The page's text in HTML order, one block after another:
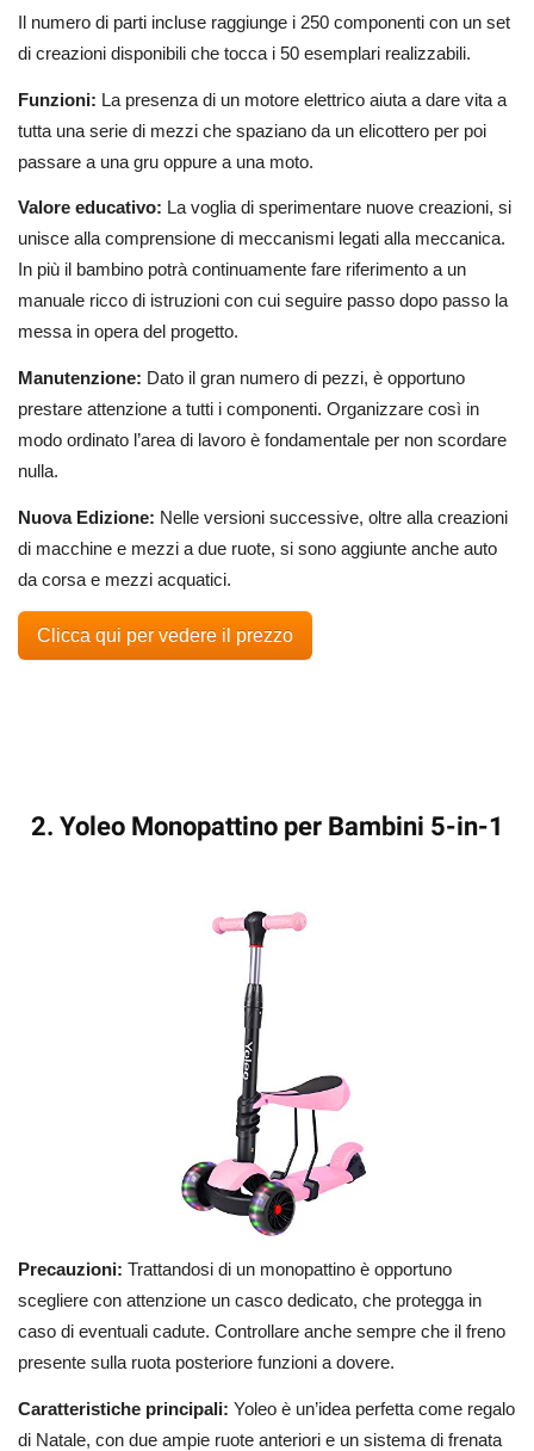
Il numero di parti incluse raggiunge i 250 componenti con un set
di creazioni disponibili che tocca i 50 esemplari realizzabili.
Funzioni: La presenza di un motore elettrico aiuta a dare vita a
tutta una serie di mezzi che spaziano da un elicottero per poi
passare a una gru oppure a una moto.
Valore educativo: La voglia di sperimentare nuove creazioni, si
unisce alla comprensione di meccanismi legati alla meccanica.
In più il bambino potrà continuamente fare riferimento a un
manuale ricco di istruzioni con cui seguire passo dopo passo la
messa in opera del progetto.
Manutenzione: Dato il gran numero di pezzi, è opportuno
prestare attenzione a tutti i componenti. Organizzare così in
modo ordinato l’area di lavoro è fondamentale per non scordare
nulla.
Nuova Edizione: Nelle versioni successive, oltre alla creazioni
di macchine e mezzi a due ruote, si sono aggiunte anche auto
da corsa e mezzi acquatici.
Clicca qui per vedere il prezzo
2. Yoleo Monopattino per Bambini 5-in-1
Precauzioni: Trattandosi di un monopattino è opportuno
scegliere con attenzione un casco dedicato, che protegga in
caso di eventuali cadute. Controllare anche sempre che il freno
presente sulla ruota posteriore funzioni a dovere.
Caratteristiche principali: Yoleo è un’idea perfetta come regalo
di Natale, con due ampie ruote anteriori e un sistema di frenata